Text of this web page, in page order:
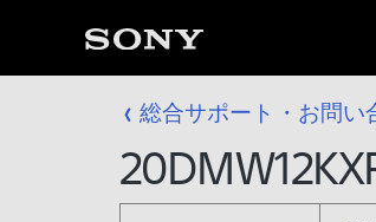
総合サポート・お問い